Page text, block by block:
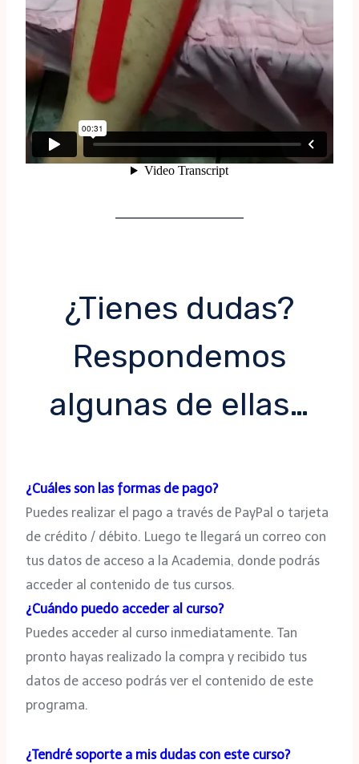
¿Tienes dudas?
Respondemos
algunas de ellas…
¿Cuáles son las formas de pago?
Puedes realizar el pago a través de PayPal o tarjeta
de crédito / débito. Luego te llegará un correo con
tus datos de acceso a la Academia, donde podrás
acceder al contenido de tus cursos.
¿Cuándo puedo acceder al curso?
Puedes acceder al curso inmediatamente. Tan
pronto hayas realizado la compra y recibido tus
datos de acceso podrás ver el contenido de este
programa.
¿Tendré soporte a mis dudas con este curso?